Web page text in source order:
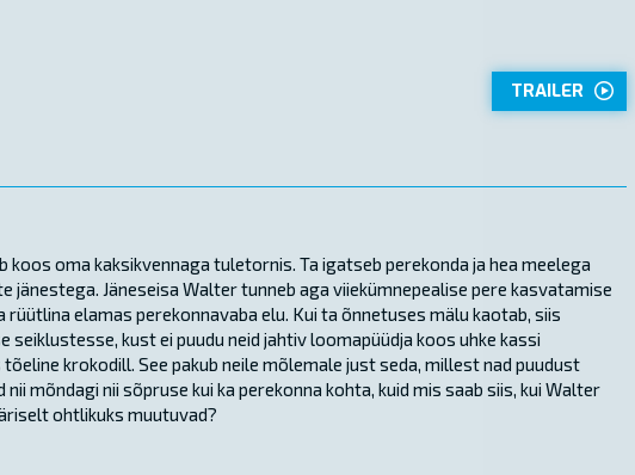
TRAILER
koos oma kaksikvennaga tuletornis. Ta igatseb perekonda ja hea meelega
Jäneseisa Walter tunneb aga viiekümnepealise pere kasvatamise
elamas perekonnavaba elu. Kui ta õnnetuses mälu kaotab, siis
kust ei puudu neid jahtiv loomapüüdja koos uhke kassi
krokodill. See pakub neile mõlemale just seda, millest nad puudust
mõndagi nii sõpruse kui ka perekonna kohta, kuid mis saab siis, kui Walter
ohtlikuks muutuvad?